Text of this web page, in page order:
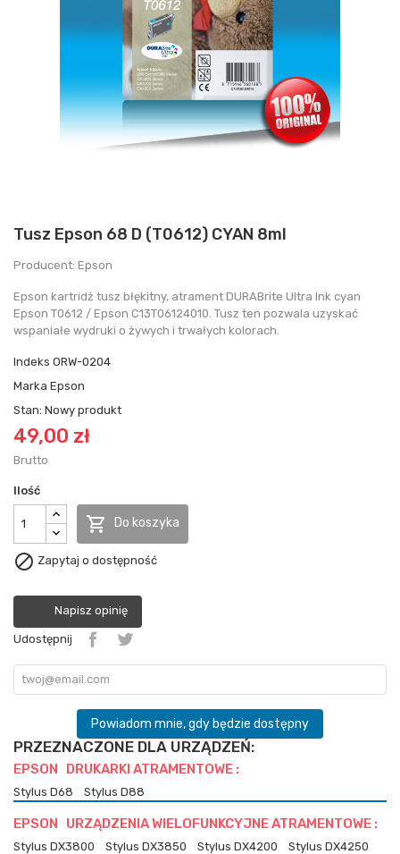
Tusz Epson 68 D (T0612) CYAN 8ml
Producent: Epson
Epson kartridż tusz błękitny, atrament DURABrite Ultra Ink cyan
Epson T0612 / Epson C13T06124010. Tusz ten pozwala uzyskać
wspaniałe wydruki o żywych i trwałych kolorach.
Indeks ORW-0204
Marka Epson
Stan: Nowy produkt
49,00 zł
Brutto
Ilość
 Do koszyka
 Zapytaj o dostępność
Napisz opinię
Udostępnij
Powiadom mnie, gdy będzie dostępny
PRZEZNACZONE DLA URZĄDZEŃ:
EPSON DRUKARKI ATRAMENTOWE :
Stylus D68 Stylus D88
EPSON URZĄDZENIA WIELOFUNKCYJNE ATRAMENTOWE :
Stylus DX3800 Stylus DX3850 Stylus DX4200
Stylus DX4250